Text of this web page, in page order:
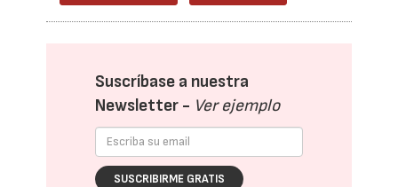
Suscríbase a nuestra
Newsletter - Ver ejemplo
SUSCRIBIRME GRATIS